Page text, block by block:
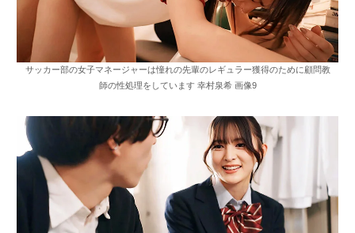
サッカー部の女子マネージャーは憧れの先輩のレギュラー獲得のために顧問教
師の性処理をしています 幸村泉希 画像9